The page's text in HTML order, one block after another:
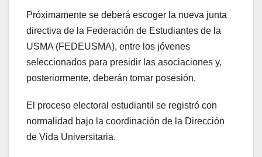
Próximamente se deberá escoger la nueva junta
directiva de la Federación de Estudiantes de la
USMA (FEDEUSMA), entre los jóvenes
seleccionados para presidir las asociaciones y,
posteriormente, deberán tomar posesión.
El proceso electoral estudiantil se registró con
normalidad bajo la coordinación de la Dirección
de Vida Universitaria.